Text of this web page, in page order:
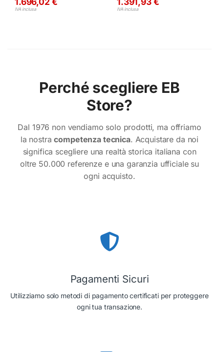
IVA inclusa IVA inclusa
Perché scegliere EB
Store?
Dal 1976 non vendiamo solo prodotti, ma offriamo
la nostracompetenza tecnica. Acquistare da noi
significa scegliere una realtà storica italiana con
oltre 50.000 referenze e una garanzia ufficiale su
ogni acquisto.
Pagamenti Sicuri
Utilizziamo solo metodi di pagamento certificati per proteggere
ogni tua transazione.